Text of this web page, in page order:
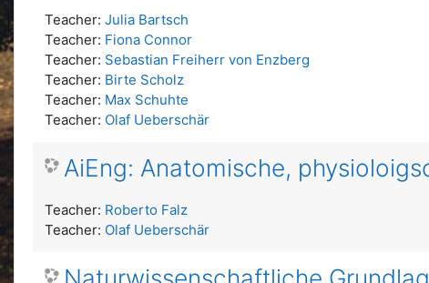
Teacher: Julia Bartsch
Teacher: Fiona Connor
Teacher: Sebastian Freiherr von Enzberg
Teacher: Birte Scholz
Teacher: Max Schuhte
Teacher: Olaf Ueberschär
AiEng: Anatomische,
Teacher: Roberto Falz
Teacher: Olaf Ueberschär